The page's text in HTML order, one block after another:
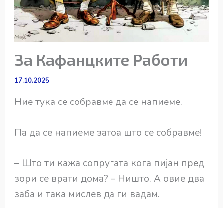
За Кафанцките Работи
17.10.2025
Ние тука се собравме да се напиеме.
Па да се напиеме затоа што се собравме!
– Што ти кажа сопругата кога пијан пред
зори се врати дома? – Ништо. А овие два
заба и така мислев да ги вадам.